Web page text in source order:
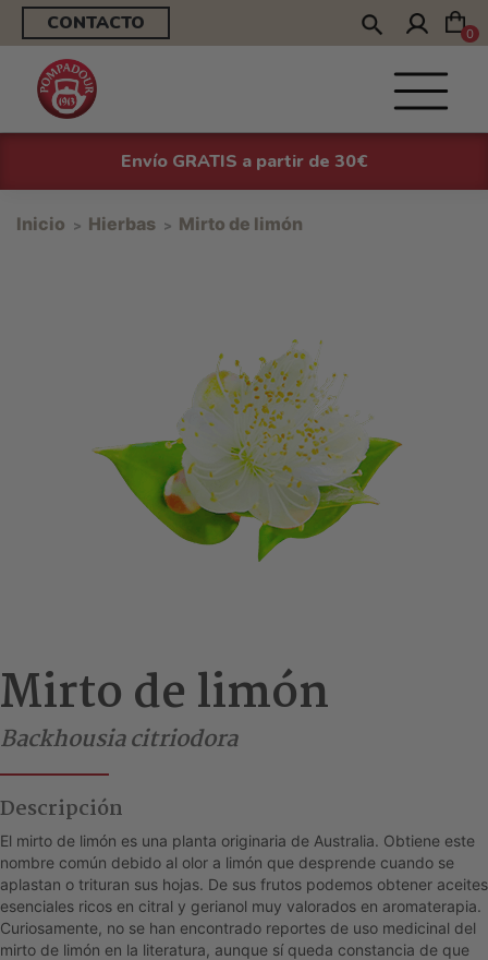
CONTACTO 0
Envío GRATIS a partir de 30€
Inicio Hierbas Mirto de limón
Mirto de limón
Backhousia citriodora
Descripción
El mirto de limón es una planta originaria de Australia. Obtiene este
nombre común debido al olor a limón que desprende cuando se
aplastan o trituran sus hojas. De sus frutos podemos obtener aceites
esenciales ricos en citral y gerianol muy valorados en aromaterapia.
Curiosamente, no se han encontrado reportes de uso medicinal del
mirto de limón en la literatura, aunque sí queda constancia de que